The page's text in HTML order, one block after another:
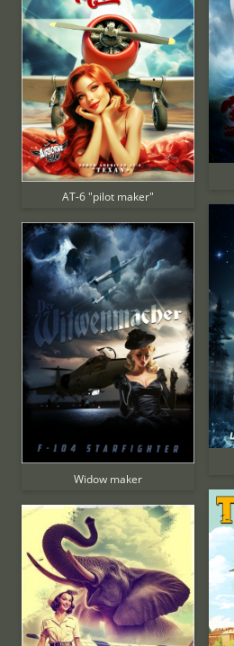
AT-6 "pilot maker"
Widow maker